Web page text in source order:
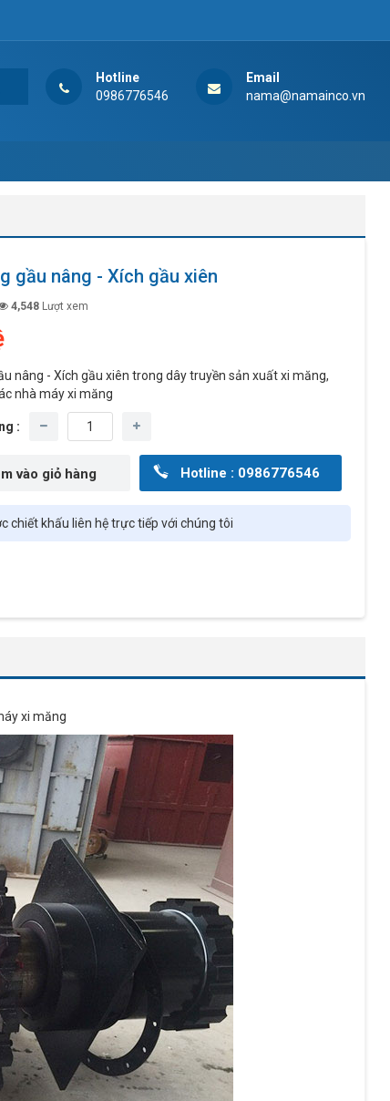
Hotline
0986776546
Email
nama@namainco.vn
gầu nâng - Xích gầu xiên
4,548Lượt xem
nâng - Xích gầu xiên trong dây truyền sản xuất xi măng,
nhà máy xi măng
:
Hotline : 0986776546
chiết khấu liên hệ trực tiếp với chúng tôi
xi măng